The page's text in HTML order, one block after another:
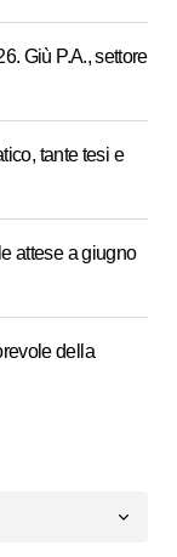
Giù P.A., settore
tante tesi e
attese a giugno
della